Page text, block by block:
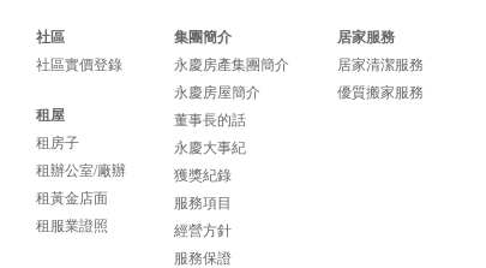
社區
社區實價登錄
租屋
租房子
租辦公室/廠辦
租黃金店面
租服業證照
集團簡介
永慶房產集團簡介
永慶房屋簡介
董事長的話
永慶大事紀
獲獎紀錄
服務項目
經營方針
服務保證
居家服務
居家清潔服務
優質搬家服務